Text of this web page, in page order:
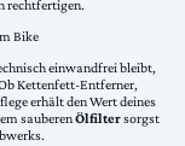
rechtfertigen.
Bike
einwandfrei bleibt,
Kettenfett-Entferner,
erhält den Wert deines
sauberenÖlfiltersorgst